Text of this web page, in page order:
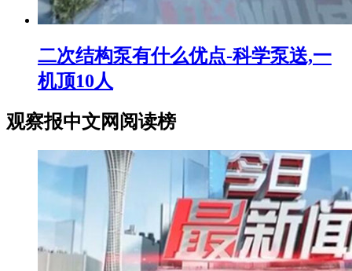
二次结构泵有什么优点-科学泵送,一
机顶10人
观察报中文网阅读榜